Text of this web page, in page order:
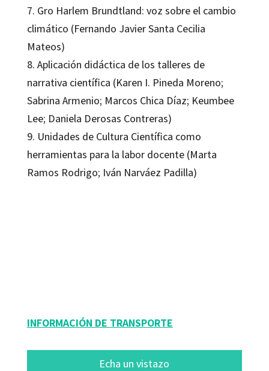
7. Gro Harlem Brundtland: voz sobre el cambio
climático (Fernando Javier Santa Cecilia
Mateos)
8. Aplicación didáctica de los talleres de
narrativa científica (Karen I. Pineda Moreno;
Sabrina Armenio; Marcos Chica Díaz; Keumbee
Lee; Daniela Derosas Contreras)
9. Unidades de Cultura Científica como
herramientas para la labor docente (Marta
Ramos Rodrigo; Iván Narváez Padilla)
INFORMACIÓN DE TRANSPORTE
Echa un vistazo